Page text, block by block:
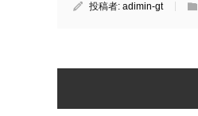
投稿者: adimin-gt